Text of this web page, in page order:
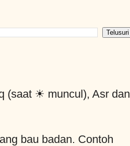
(saat ☀ muncul), Asr dan
bau badan. Contoh